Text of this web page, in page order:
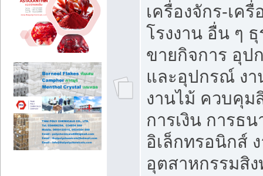
เครื่องจักร-เค
โรงงาน อื่น ๆ
ขายกิจการ อุป
และอุปกรณ์ ง
งานไม้ ควบคุม
การเงิน การธ
อิเล็กทรอนิกส์
อุตสาหกรรมสิ